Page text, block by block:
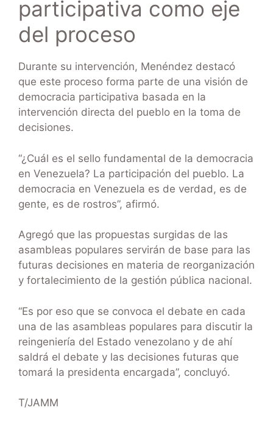
participativa como eje
del proceso
Durante su intervención, Menéndez destacó
que este proceso forma parte de una visión de
democracia participativa basada en la
intervención directa del pueblo en la toma de
decisiones.
“¿Cuál es el sello fundamental de la democracia
en Venezuela? La participación del pueblo. La
democracia en Venezuela es de verdad, es de
gente, es de rostros”, afirmó.
Agregó que las propuestas surgidas de las
asambleas populares servirán de base para las
futuras decisiones en materia de reorganización
y fortalecimiento de la gestión pública nacional.
“Es por eso que se convoca el debate en cada
una de las asambleas populares para discutir la
reingeniería del Estado venezolano y de ahí
saldrá el debate y las decisiones futuras que
tomará la presidenta encargada”, concluyó.
T/JAMM